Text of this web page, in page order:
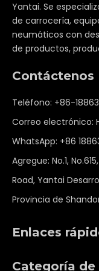
Yantai. Se
de carrocería,
neumáticos con
de productos,
Contáctenos
Teléfono: +86-
Correo electrónico:
WhatsApp: +86
Agregue: No.1,
Road, Yantai
Provincia de
Enlaces
Categoría